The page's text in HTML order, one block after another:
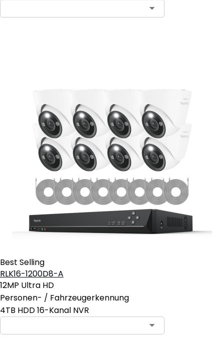
Best Selling
RLK16-1200D8-A
12MP Ultra HD
Personen- / Fahrzeugerkennung
4TB HDD 16-Kanal NVR